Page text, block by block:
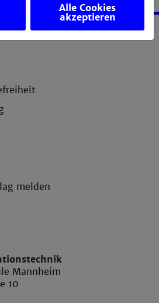
melden
Mannheim
10
Alle Cookies
akzeptieren